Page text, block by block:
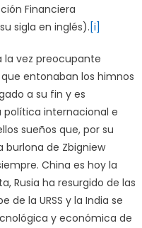
Financiera
sigla en inglés). [i]
la vez preocupante
entonaban los himnos
a su fin y es
política internacional e
sueños que, por su
burlona de Zbigniew
China es hoy la
Rusia ha resurgido de las
de la URSS y la India se
y económica de